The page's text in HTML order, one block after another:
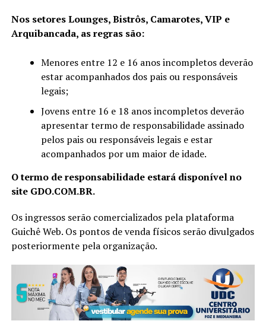
Nos setores Lounges, Bistrôs, Camarotes, VIP e
Arquibancada, as regras são:
Menores entre 12 e 16 anos incompletos deverão
estar acompanhados dos pais ou responsáveis
legais;
Jovens entre 16 e 18 anos incompletos deverão
apresentar termo de responsabilidade assinado
pelos pais ou responsáveis legais e estar
acompanhados por um maior de idade.
O termo de responsabilidade estará disponível no
site GDO.COM.BR.
Os ingressos serão comercializados pela plataforma
Guichê Web. Os pontos de venda físicos serão divulgados
posteriormente pela organização.